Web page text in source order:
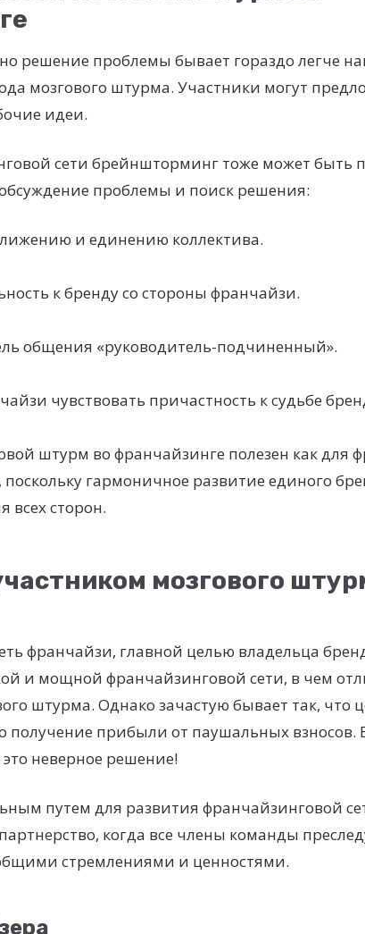
решение проблемы бывает гораздо легче
мозгового штурма. Участники могут
идеи.
сети брейншторминг тоже может быть
проблемы и поиск решения:
и единению коллектива.
к бренду со стороны франчайзи.
общения «руководитель-подчиненный».
чувствовать причастность к судьбе
штурм во франчайзинге полезен как для
гармоничное развитие единого
всех сторон.
мозгового
франчайзи, главной целью владельца
и мощной франчайзинговой сети, в чем
штурма. Однако зачастую бывает так, что
получение прибыли от паушальных взносов.
неверное решение!
путем для развития франчайзинговой
когда все члены команды
стремлениями и ценностями.